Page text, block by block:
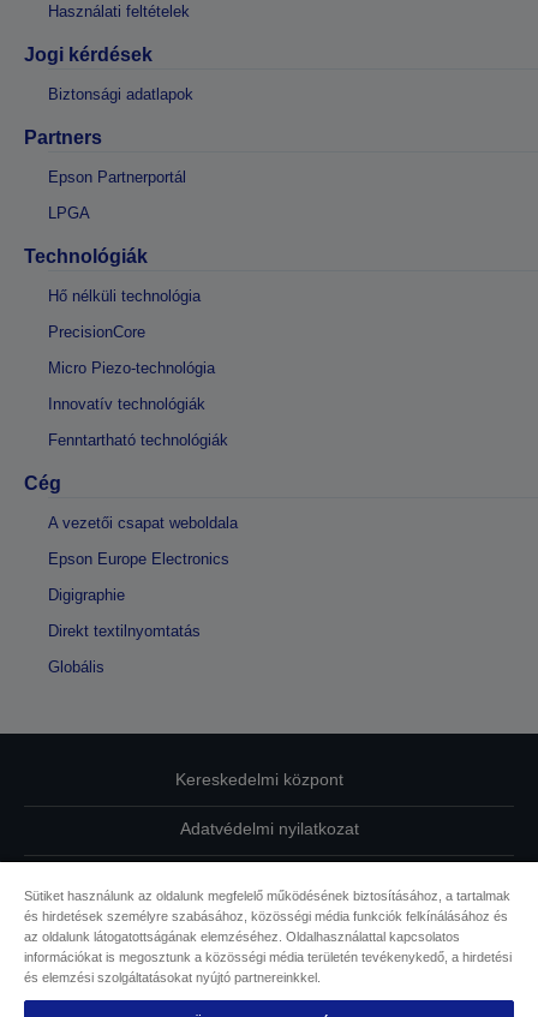
Használati feltételek
Jogi kérdések
Biztonsági adatlapok
Partners
Epson Partnerportál
LPGA
Technológiák
Hő nélküli technológia
PrecisionCore
Micro Piezo-technológia
Innovatív technológiák
Fenntartható technológiák
Cég
A vezetői csapat weboldala
Epson Europe Electronics
Digigraphie
Direkt textilnyomtatás
Globális
Kereskedelmi központ
Adatvédelmi nyilatkozat
Kapcsolatfelvétel
Sütikkel kapcsolatos információk
Sütiket használunk az oldalunk megfelelő működésének biztosításához, a tartalmak
és hirdetések személyre szabásához, közösségi média funkciók felkínálásához és
az oldalunk látogatottságának elemzéséhez. Oldalhasználattal kapcsolatos
információkat is megosztunk a közösségi média területén tevékenykedő, a hirdetési
és elemzési szolgáltatásokat nyújtó partnereinkkel.